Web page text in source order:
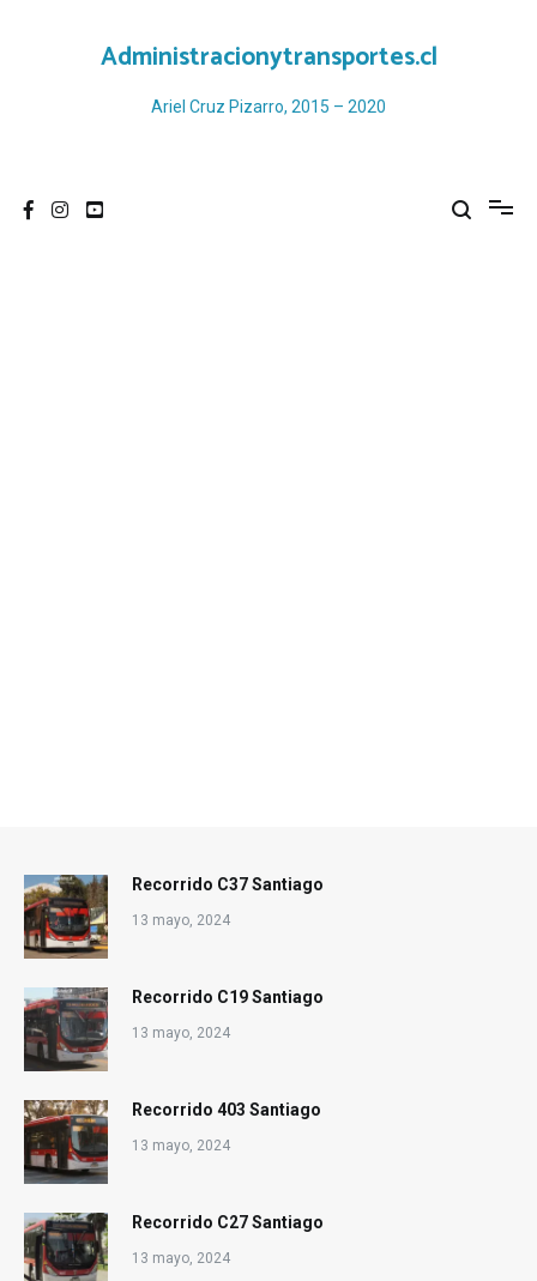
Administracionytransportes.cl
Ariel Cruz Pizarro, 2015 – 2020
Recorrido C37 Santiago
13 mayo, 2024
Recorrido C19 Santiago
13 mayo, 2024
Recorrido 403 Santiago
13 mayo, 2024
Recorrido C27 Santiago
13 mayo, 2024